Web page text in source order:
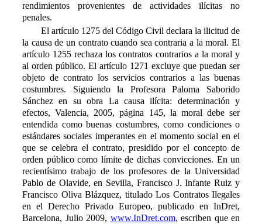
rendimientos provenientes de actividades ilícitas no
penales.
El artículo 1275 del Código Civil declara la ilicitud de
la causa de un contrato cuando sea contraria a la moral. El
artículo 1255 rechaza los contratos contrarios a la moral y
al orden público. El artículo 1271 excluye que puedan ser
objeto de contrato los servicios contrarios a las buenas
costumbres. Siguiendo la Profesora Paloma Saborido
Sánchez en su obra La causa ilícita: determinación y
efectos, Valencia, 2005, página 145, la moral debe ser
entendida como buenas costumbres, como condiciones o
estándares sociales imperantes en el momento social en el
que se celebra el contrato, presidido por el concepto de
orden público como límite de dichas convicciones. En un
recientísimo trabajo de los profesores de la Universidad
Pablo de Olavide, en Sevilla, Francisco J. Infante Ruiz y
Francisco Oliva Blázquez, titulado Los Contratos Ilegales
en el Derecho Privado Europeo, publicado en InDret,
Barcelona, Julio 2009, www.InDret.com, escriben que en